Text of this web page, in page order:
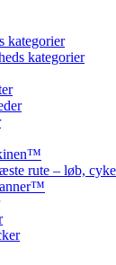
kategorier
kategorier
rute – løb,